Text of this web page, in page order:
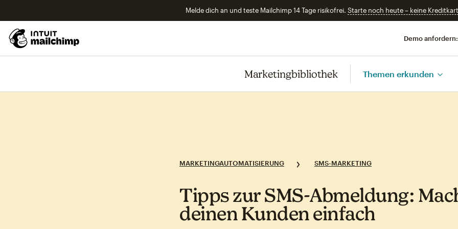
Melde dich an und teste Mailchimp 14 Tage risikofrei. Starte noch heute – keine
Demo anfordern:
Marketingbibliothek Themen erkunden
MARKETINGAUTOMATISIERUNG SMS-MARKETING
Tipps zur SMS‑Abmeldung:
deinen Kunden einfach